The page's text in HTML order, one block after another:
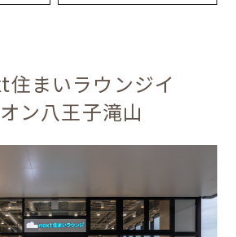
住まいラウンジイ
オン八王子滝山